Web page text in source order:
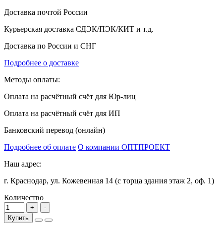
Доставка почтой России
Курьерская доставка СДЭК/ПЭК/КИТ и т.д.
Доставка по России и СНГ
Подробнее о доставке
Методы оплаты:
Оплата на расчётный счёт для Юр-лиц
Оплата на расчётный счёт для ИП
Банковский перевод (онлайн)
Подробнее об оплате О компании ОПТПРОЕКТ
Наш адрес:
г. Краснодар, ул. Кожевенная 14 (с торца здания этаж 2, оф. 1)
Количество
Купить